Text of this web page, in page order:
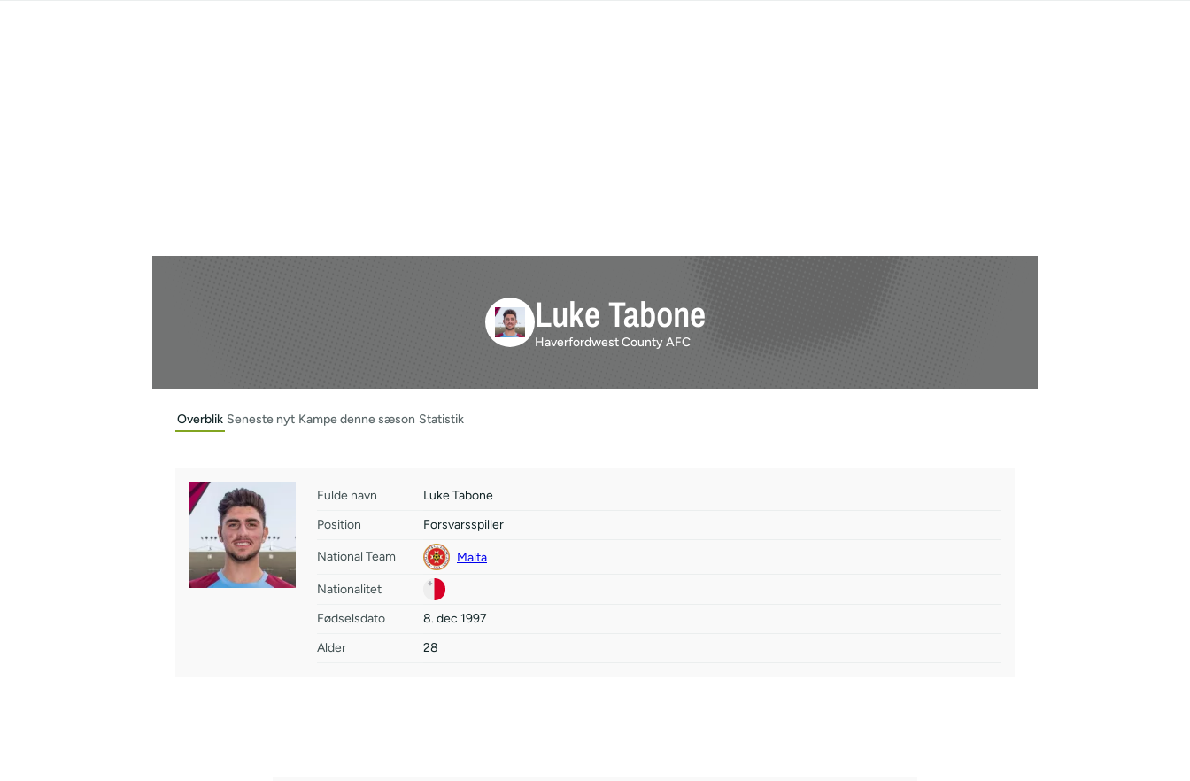
Luke Tabone
Haverfordwest County AFC
Overblik Seneste nyt Kampe denne sæson Statistik
Fulde navn
Luke Tabone
Position
Forsvarsspiller
National Team Malta
Nationalitet
Fødselsdato
8. dec 1997
Alder
28